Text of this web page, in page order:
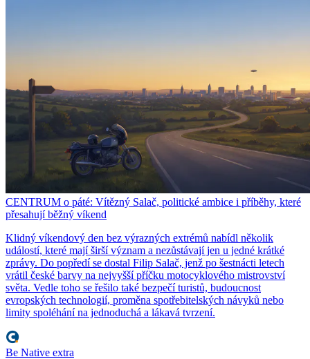
CENTRUM o páté: Vítězný Salač, politické ambice i příběhy, které
přesahují běžný víkend
Klidný víkendový den bez výrazných extrémů nabídl několik
událostí, které mají širší význam a nezůstávají jen u jedné krátké
zprávy. Do popředí se dostal Filip Salač, jenž po šestnácti letech
vrátil české barvy na nejvyšší příčku motocyklového mistrovství
světa. Vedle toho se řešilo také bezpečí turistů, budoucnost
evropských technologií, proměna spotřebitelských návyků nebo
limity spoléhání na jednoduchá a lákavá tvrzení.
Be Native extra